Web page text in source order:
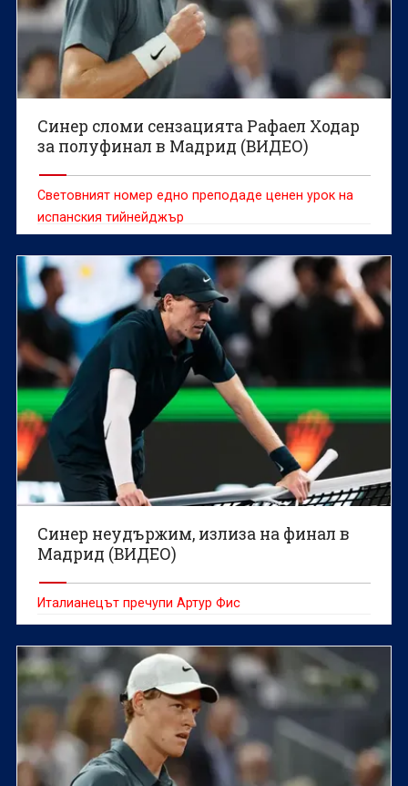
Синер сломи сензацията Рафаел Ходар
за полуфинал в Мадрид (ВИДЕО)
Световният номер едно преподаде ценен урок на
испанския тийнейджър
Синер неудържим, излиза на финал в
Мадрид (ВИДЕО)
Италианецът пречупи Артур Фис